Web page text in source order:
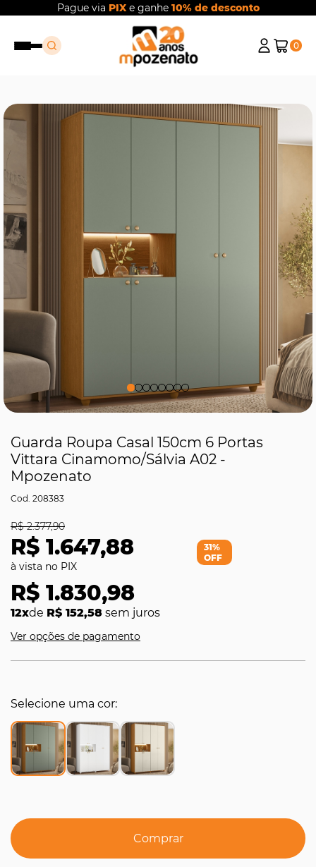
Pague via PIXe ganhe 10% de desconto
0
Guarda Roupa Casal 150cm 6 Portas
Vittara Cinamomo/Sálvia A02 -
Mpozenato
208383
R$ 1.647,88
R$ 2.377,90
R$ 1.830,98
12xde R$ 152,58 sem juros
31%
OFF
Ver opções de pagamento
Selecione uma cor
Comprar